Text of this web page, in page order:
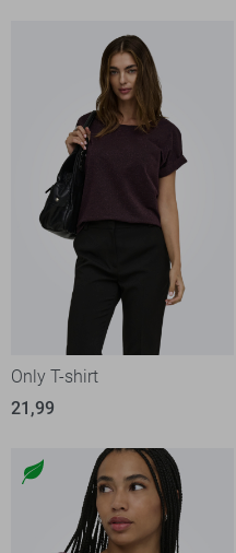
Only T-shirt
21,99